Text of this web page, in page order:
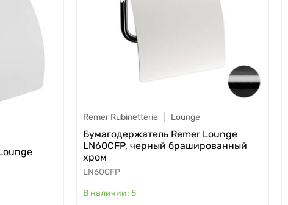
Remer Rubinetterie Lounge
Бумагодержатель Remer Lounge
LN60CFP, черный брашированный
хром
LN60CFP
5